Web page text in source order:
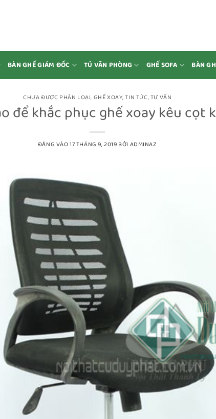
BÀN GHẾ GIÁM ĐỐC TỦ VĂN PHÒNG GHẾ SOFA BÀN
CHƯA ĐƯỢC PHÂN LOẠI, GHẾ XOAY,TIN TỨC,TƯ VẤN
để khắc phục ghế xoay kêu cọt
ĐĂNG VÀO17 THÁNG 9, 2019 BỞI ADMINAZ